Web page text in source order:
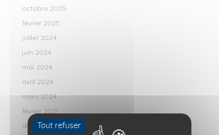
octobre 2025
février 2025
juillet 2024
juin 2024
mai 2024
avril 2024
mars 2024
février 2021
décembre 2020
Tout refuser